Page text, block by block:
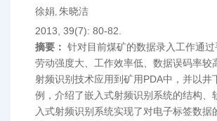
徐娟, 朱晓洁
2013, 39(7): 80-82.
摘要： 针对目前煤矿的数据录入工作通
劳动强度大、工作效率低、数据误码率较
射频识别技术应用到矿用PDA中，并以井
例，介绍了嵌入式射频识别系统的结构、
入式射频识别系统实现了对电子标签数据